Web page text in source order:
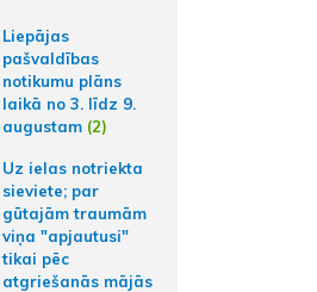
Liepājas
pašvaldības
notikumu plāns
laikā no 3. līdz 9.
augustam (2)
Uz ielas notriekta
sieviete; par
gūtajām traumām
viņa "apjautusi"
tikai pēc
atgriešanās mājās